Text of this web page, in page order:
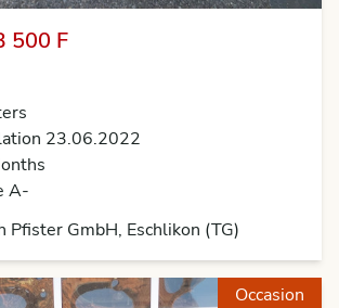
500 F
23.06.2022
A-
Pfister GmbH, Eschlikon (TG)
Occasion